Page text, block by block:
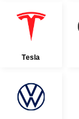
Tesla